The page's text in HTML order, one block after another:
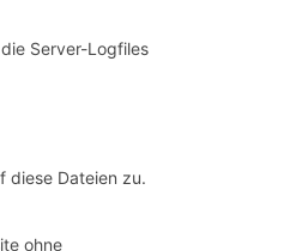
Server-Logfiles
diese Dateien zu.
ohne